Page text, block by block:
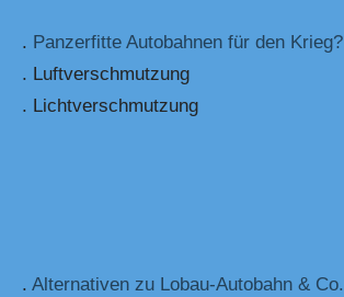
. Panzerfitte Autobahnen für den Krieg?
. Luftverschmutzung
. Lichtverschmutzung
. Alternativen zu Lobau-Autobahn & Co.